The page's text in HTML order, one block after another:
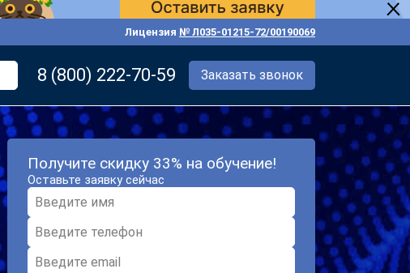
Лицензия № Л035-01215-72/00190069
8 (800) 222-70-59 Заказать звонок
Получите скидку 33% на обучение!
Оставьте заявку сейчас